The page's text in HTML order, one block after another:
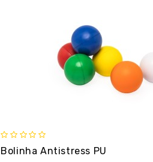
Bolinha Antistress PU